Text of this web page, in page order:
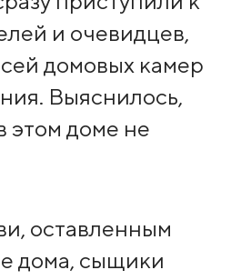
и очевидцев,
домовых камер
Выяснилось,
этом доме не
оставленным
дома, сыщики